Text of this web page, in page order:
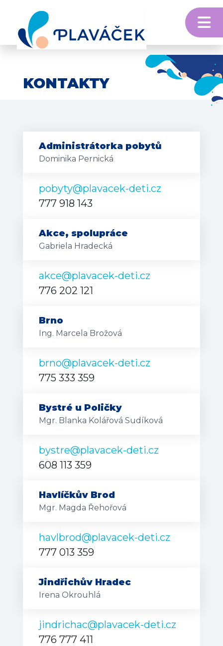
KONTAKTY
Administrátorka pobytů
Dominika Pernická
pobyty@plavacek-deti.cz
777 918 143
Akce, spolupráce
Gabriela Hradecká
akce@plavacek-deti.cz
776 202 121
Brno
Ing. Marcela Brožová
brno@plavacek-deti.cz
775 333 359
Bystré u Poličky
Mgr. Blanka Kolářová Sudíková
bystre@plavacek-deti.cz
608 113 359
Havlíčkův Brod
Mgr. Magda Řehořová
havlbrod@plavacek-deti.cz
777 013 359
Jindřichův Hradec
Irena Okrouhlá
jindrichac@plavacek-deti.cz
776 777 411